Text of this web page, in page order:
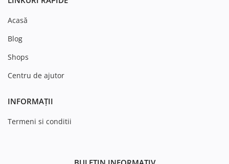
Acasă
Blog
Shops
Centru de ajutor
INFORMAȚII
Termeni si conditii